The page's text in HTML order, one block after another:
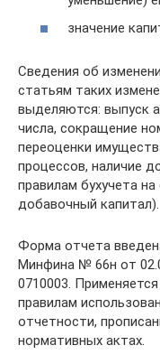
значение
Сведения об
статьям таких
выделяются: выпуск
числа, сокращение
переоценки
процессов, наличие
правилам бухучета
добавочный капитал).
Форма отчета
Минфина № 66н от
0710003.
правилам
отчетности,
нормативных актах.